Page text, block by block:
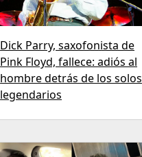
Dick Parry, saxofonista de
Pink Floyd, fallece: adiós al
hombre detrás de los solos
legendarios